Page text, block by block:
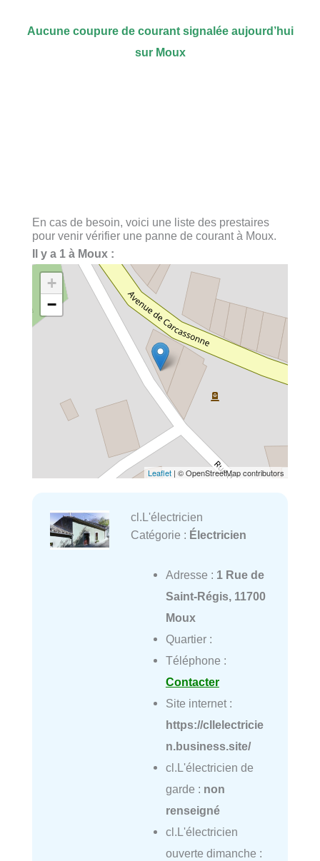
Aucune coupure de courant signalée aujourd’hui
sur Moux
En cas de besoin, voici une liste des prestaires
pour venir vérifier une panne de courant à Moux.
Il y a 1 à Moux :
+
−
Leaflet | © OpenStreetMap contributors
cl.L'électricien
Catégorie : Électricien
Adresse : 1 Rue de
Saint-Régis, 11700
Moux
Quartier :
Téléphone :
Contacter
Site internet :
https://cllelectricie
n.business.site/
cl.L'électricien de
garde : non
renseigné
cl.L'électricien
ouverte dimanche :